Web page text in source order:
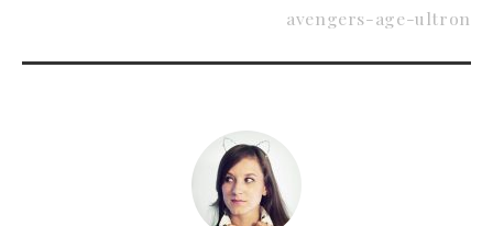
avengers-age-ultron